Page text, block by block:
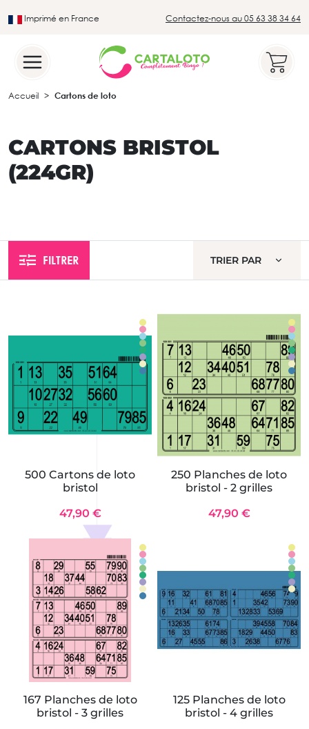
Imprimé en France Contactez-nous au 05 63 38 34 64
Accueil Cartons de loto
CARTONS BRISTOL
(224GR)
FILTRER TRIER PAR
500 Cartons de loto
bristol
47,90 €
250 Planches de loto
bristol - 2 grilles
47,90 €
167 Planches de loto
bristol - 3 grilles
125 Planches de loto
bristol - 4 grilles